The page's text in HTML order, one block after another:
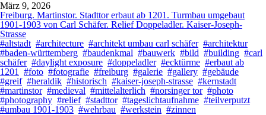
März 9, 2026
Freiburg. Martinstor. Stadttor erbaut ab 1201. Turmbau umgebaut
1901-1903 von Carl Schäfer. Relief Doppeladler. Kaiser-Joseph-
Strasse
#altstadt #architecture #architekt umbau carl schäfer #architektur
#baden-württemberg #baudenkmal #bauwerk #bild #building #carl
schäfer #daylight exposure #doppeladler #ecktürme #erbaut ab
1201
#foto #fotografie #freiburg #galerie #gallery #gebäude
#greif #heraldik #historisch #kaiser-joseph-strasse #kernstadt
#martinstor #medieval #mittelalterlich #norsinger tor #photo
#photography #relief #stadttor #tageslichtaufnahme #teilverputzt
#umbau 1901-1903 #wehrbau #werkstein #zinnen